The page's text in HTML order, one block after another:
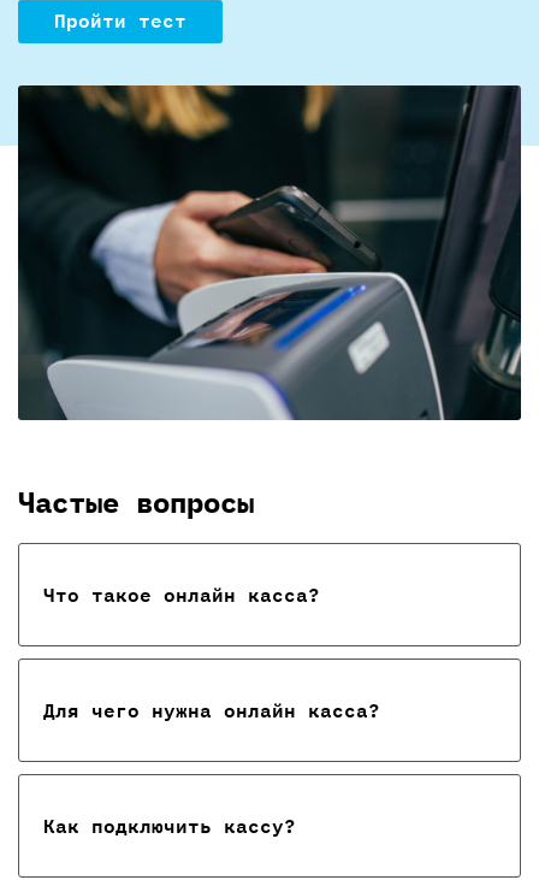
Пройти тест
Частые вопросы
Что такое онлайн касса?
Для чего нужна онлайн касса?
Как подключить кассу?